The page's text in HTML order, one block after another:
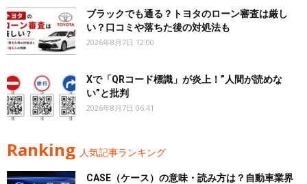
ブラックでも通る？トヨタのローン審査は厳し
い？口コミや落ちた後の対処法も
2026年8月7日 12:00
Xで「QRコード標識」が炎上！”人間が読めな
い”と批判
2026年8月7日 06:41
Ranking 人気記事ランキング
CASE（ケース）の意味・読み方は？自動車業界